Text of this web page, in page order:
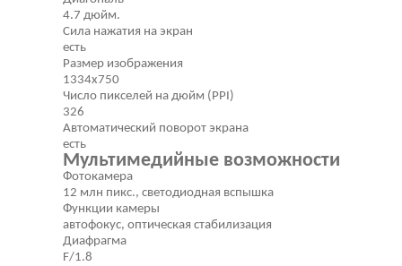
4.7 дюйм.
Сила нажатия на экран
есть
Размер изображения
1334x750
Число пикселей на дюйм (PPI)
326
Автоматический поворот экрана
есть
Мультимедийные возможности
Фотокамера
12 млн пикс., светодиодная вспышка
Функции камеры
автофокус, оптическая стабилизация
Диафрагма
F/1.8